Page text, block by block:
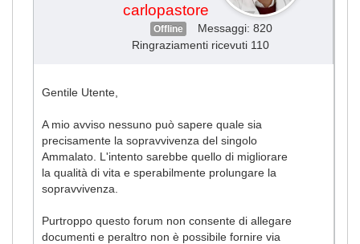
carlopastore
Offline
Messaggi: 820
Ringraziamenti ricevuti 110
Gentile Utente,
A mio avviso nessuno può sapere quale sia
precisamente la sopravvivenza del singolo
Ammalato. L'intento sarebbe quello di migliorare
la qualità di vita e sperabilmente prolungare la
sopravvivenza.
Purtroppo questo forum non consente di allegare
documenti e peraltro non è possibile fornire via